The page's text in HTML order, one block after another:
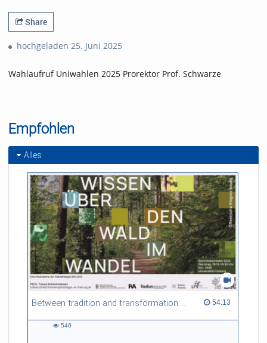
Share
hochgeladen 25. Juni 2025
Wahlaufruf Uniwahlen 2025 Prorektor Prof. Schwarze
Empfohlen
Alles
Between tradition and transformation: how owners, advisers and institutions co-create knowledge for resilient forests in Europe 54:13
54:13 duration
546